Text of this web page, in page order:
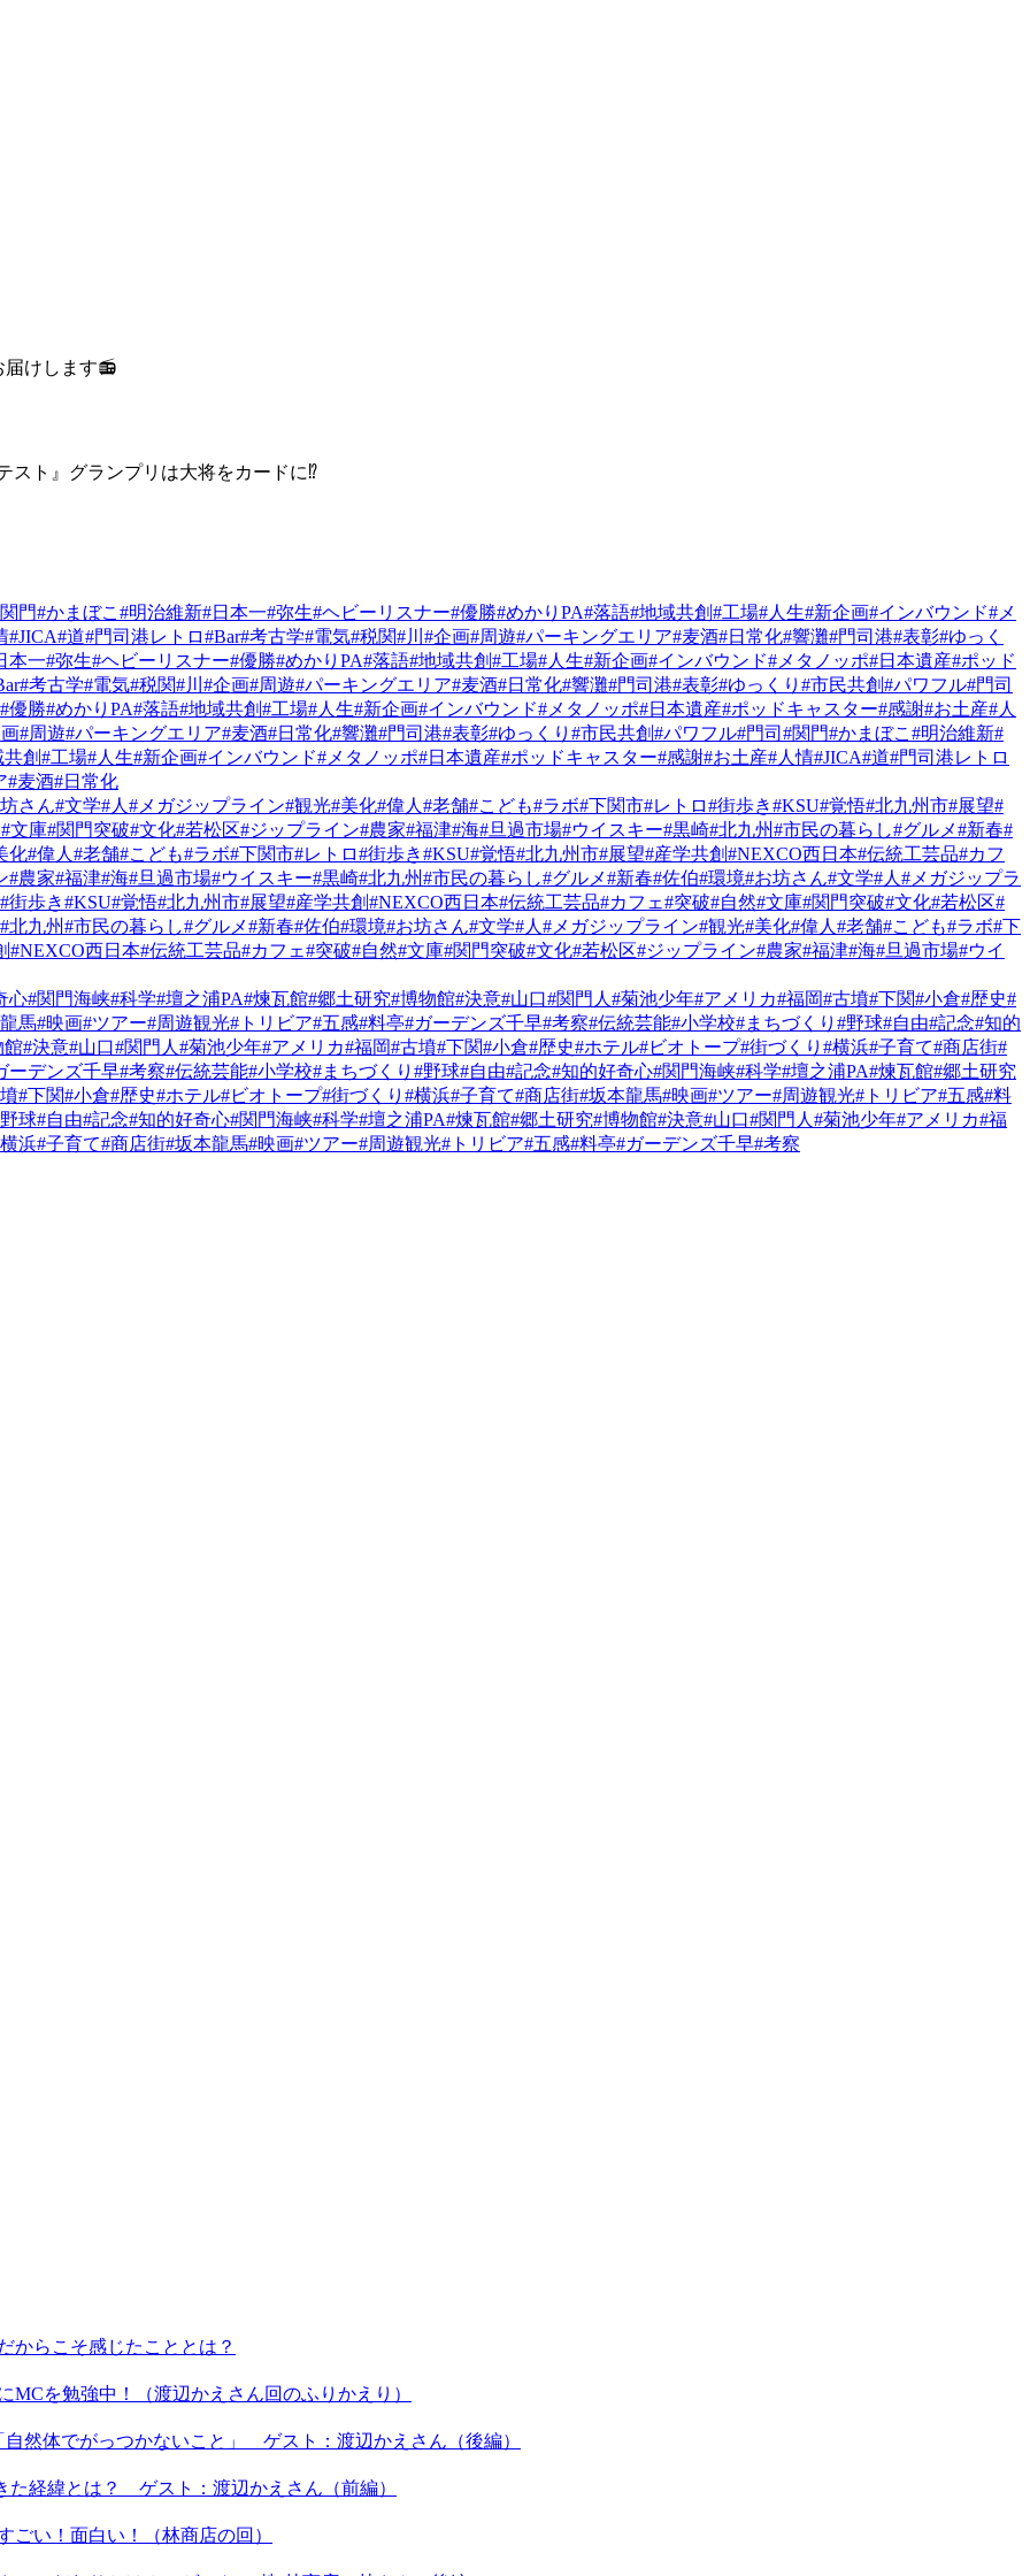
けします📻
スト』グランプリは大将をカードに⁉
門#かまぼこ #明治維新#日本一#弥生#ヘビーリスナー#優勝#めかりPA#落語#地域共創#工場#人生#新企画#インバウンド#メ
#JICA#道#門司港レトロ#Bar#考古学#電気#税関#川 #企画#周遊#パーキングエリア#麦酒#日常化#響灘#門司港#表彰#ゆっく
本一#弥生#ヘビーリスナー#優勝#めかりPA#落語#地域共創#工場#人生#新企画#インバウンド#メタノッポ#日本遺産#ポッド
#考古学#電気#税関#川 #企画#周遊#パーキングエリア#麦酒#日常化#響灘#門司港#表彰#ゆっくり #市民共創#パワフル#門司
#優勝#めかりPA#落語#地域共創#工場#人生#新企画#インバウンド#メタノッポ#日本遺産#ポッドキャスター#感謝#お土産#人
#周遊#パーキングエリア#麦酒#日常化#響灘#門司港#表彰#ゆっくり #市民共創#パワフル#門司 #関門#かまぼこ #明治維新#
創#工場#人生#新企画#インバウンド#メタノッポ#日本遺産#ポッドキャスター#感謝#お土産#人情#JICA#道#門司港レトロ
#麦酒#日常化
さん#文学#人 #メガジップライン#観光#美化#偉人 #老舗#こども#ラボ#下関市#レトロ#街歩き#KSU#覚悟#北九州市#展望#
#文庫#関門突破#文化#若松区#ジップライン#農家#福津#海#旦過市場#ウイスキー#黒崎#北九州#市民の暮らし#グルメ#新春#
化#偉人 #老舗#こども#ラボ#下関市#レトロ#街歩き#KSU#覚悟#北九州市#展望#産学共創#NEXCO西日本#伝統工芸品#カフ
#農家#福津#海#旦過市場#ウイスキー#黒崎#北九州#市民の暮らし#グルメ#新春#佐伯#環境#お坊さん#文学#人 #メガジップラ
#街歩き#KSU#覚悟#北九州市#展望#産学共創#NEXCO西日本#伝統工芸品#カフェ#突破#自然#文庫#関門突破#文化#若松区#
#北九州#市民の暮らし#グルメ#新春#佐伯#環境#お坊さん#文学#人 #メガジップライン#観光#美化#偉人 #老舗#こども#ラボ#下
#NEXCO西日本#伝統工芸品#カフェ#突破#自然#文庫#関門突破#文化#若松区#ジップライン#農家#福津#海#旦過市場#ウイ
心#関門海峡#科学#壇之浦PA#煉瓦館#郷土研究#博物館#決意#山口#関門人 #菊池少年#アメリカ#福岡#古墳#下関#小倉#歴史#
馬#映画#ツアー#周遊観光#トリビア#五感#料亭#ガーデンズ千早#考察#伝統芸能#小学校#まちづくり #野球#自由#記念#知的
館#決意#山口#関門人 #菊池少年#アメリカ#福岡#古墳#下関#小倉#歴史#ホテル#ビオトープ#街づくり #横浜#子育て#商店街#
ーデンズ千早#考察#伝統芸能#小学校#まちづくり #野球#自由#記念#知的好奇心#関門海峡#科学#壇之浦PA#煉瓦館#郷土研究
#下関#小倉#歴史#ホテル#ビオトープ#街づくり #横浜#子育て#商店街#坂本龍馬#映画#ツアー#周遊観光#トリビア#五感#料
球#自由#記念#知的好奇心#関門海峡#科学#壇之浦PA#煉瓦館#郷土研究#博物館#決意#山口#関門人 #菊池少年#アメリカ#福
浜#子育て#商店街#坂本龍馬#映画#ツアー#周遊観光#トリビア#五感#料亭#ガーデンズ千早#考察
からこそ感じたこととは？
を勉強中！（渡辺かえさん回のふりかえり）
然体でがっつかないこと」 ゲスト：渡辺かえさん（後編）
た経緯とは？ ゲスト：渡辺かえさん（前編）
ごい！面白い！（林商店の回）